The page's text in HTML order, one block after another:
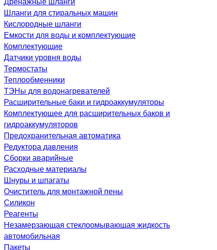
Шланги для стиральных машин
Кислородные шланги
Емкости для воды и комплектующие
Комплектующие
Датчики уровня воды
Термостаты
Теплообменники
ТЭНы для водонагревателей
Расширительные баки и гидроаккумуляторы
Комплектующее для расширительных баков и
гидроаккумуляторов
Предохранительная автоматика
Редуктора давления
Сборки аварийные
Расходные материалы
Шнуры и шпагаты
Очиститель для монтажной пены
Силикон
Реагенты
Незамерзающая стеклоомывающая жидкость
автомобильная
Пакеты